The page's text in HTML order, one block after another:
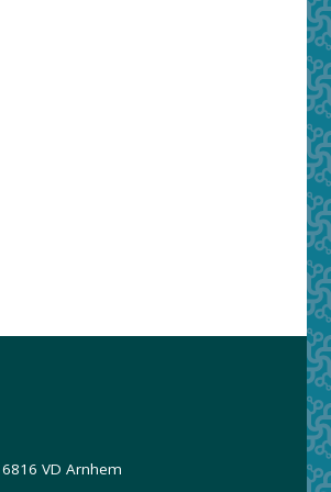
VD Arnhem